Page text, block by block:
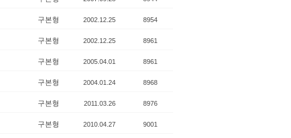
구본형 2002.12.25 8954
구본형 2002.12.25 8961
구본형 2005.04.01 8961
구본형 2004.01.24 8968
구본형 2011.03.26 8976
구본형 2010.04.27 9001